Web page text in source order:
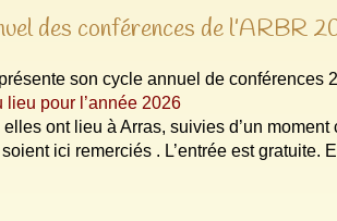
des conférences de l’ARBR
son cycle annuel de conférences
pour l’année 2026
ont lieu à Arras, suivies d’un
soient ici remerciés . L’entrée est